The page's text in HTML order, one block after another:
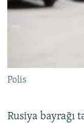
Polis
Rusiya bayrağı